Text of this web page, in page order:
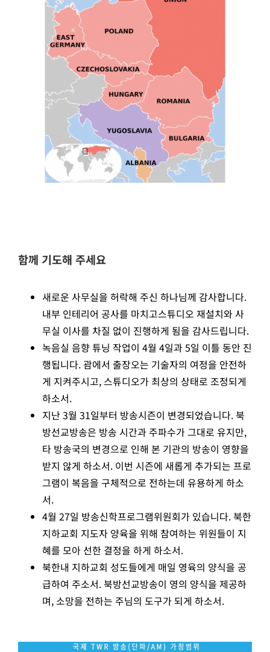
함께 기도해 주세요
새로운 사무실을 허락해 주신 하나님께 감사합니다.
내부 인테리어 공사를 마치고스튜디오 재설치와 사
무실 이사를 차질 없이 진행하게 됨을 감사드립니다.
녹음실 음향 튜닝 작업이 4월 4일과 5일 이틀 동안 진
행됩니다. 괌에서 출장오는 기술자의 여정을 안전하
게 지켜주시고, 스튜디오가 최상의 상태로 조정되게
하소서.
지난 3월 31일부터 방송시즌이 변경되었습니다. 북
방선교방송은 방송 시간과 주파수가 그대로 유지만,
타 방송국의 변경으로 인해 본 기관의 방송이 영향을
받지 않게 하소서. 이번 시즌에 새롭게 추가되는 프로
그램이 복음을 구체적으로 전하는데 유용하게 하소
서.
4월 27일 방송신학프로그램위원회가 있습니다. 북한
지하교회 지도자 양육을 위해 참여하는 위원들이 지
혜를 모아 선한 결정을 하게 하소서.
북한내 지하교회 성도들에게 매일 영육의 양식을 공
급하여 주소서. 북방선교방송이 영의 양식을 제공하
며, 소망을 전하는 주님의 도구가 되게 하소서.